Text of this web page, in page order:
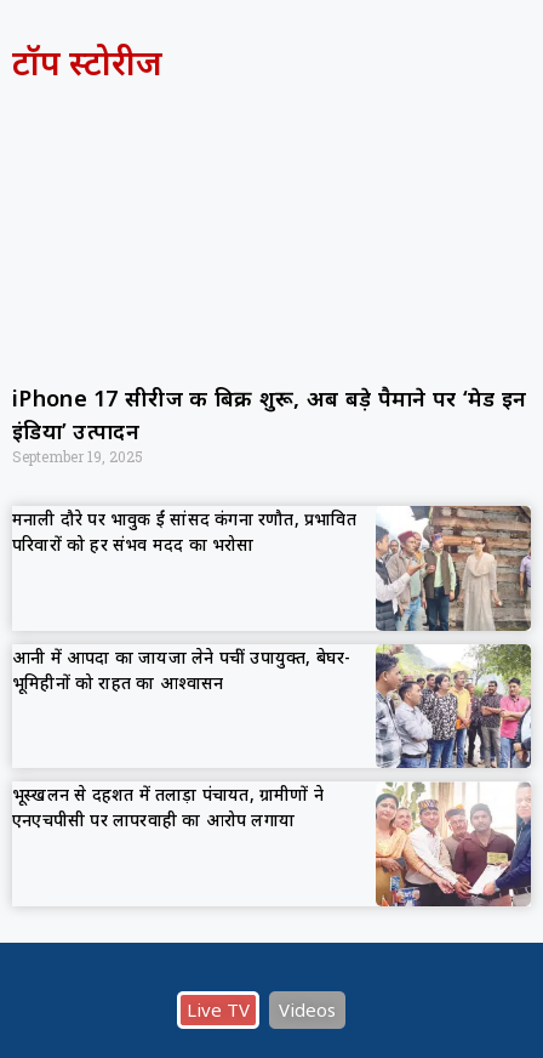
टॉप स्टोरीज
iPhone 17 सीरीज की बिक्री शुरू, अब बड़े पैमाने पर ‘मेड इन
इंडिया’ उत्पादन
September 19, 2025
मनाली दौरे पर भावुक हुईं सांसद कंगना रणौत, प्रभावित
परिवारों को हर संभव मदद का भरोसा
आनी में आपदा का जायजा लेने पहुंचीं उपायुक्त, बेघर-
भूमिहीनों को राहत का आश्वासन
भूस्खलन से दहशत में तलाड़ा पंचायत, ग्रामीणों ने
एनएचपीसी पर लापरवाही का आरोप लगाया
Live TV Videos